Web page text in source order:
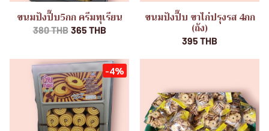
ขนมปังปี๊บ5กก ครีมทุเรียน
380 THB 365 THB
ขนมปังปี๊บ ขาไก่ปรุงรส 4กก
(ถัง)
395 THB
-4%